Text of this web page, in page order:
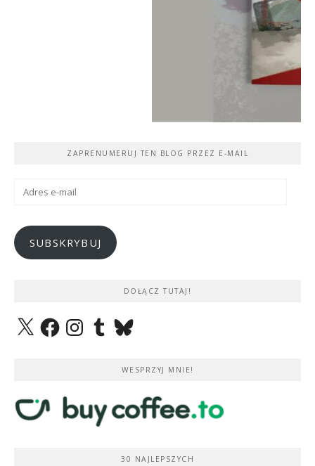
ZAPRENUMERUJ TEN BLOG PRZEZ E-MAIL
Adres
SUBSKRYBUJ
DOŁĄCZ TUTAJ!
X FacebookInstagramTumblrBluesky
WESPRZYJ MNIE!
30 NAJLEPSZYCH